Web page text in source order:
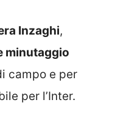
Inzaghi,
minutaggio
campo e per
per l’Inter.